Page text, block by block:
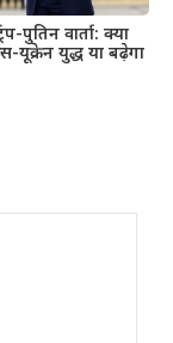
पुतिन वार्ता: क्या
यूक्रेन युद्ध या बढ़ेगा